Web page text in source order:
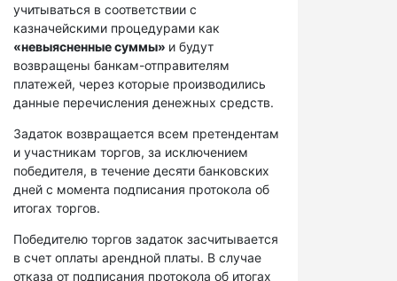
учитываться в соответствии с
казначейскими процедурами как
«невыясненные суммы» и будут
возвращены банкам-отправителям
платежей, через которые производились
данные перечисления денежных средств.
Задаток возвращается всем претендентам
и участникам торгов, за исключением
победителя, в течение десяти банковских
дней с момента подписания протокола об
итогах торгов.
Победителю торгов задаток засчитывается
в счет оплаты арендной платы. В случае
отказа от подписания протокола об итогах